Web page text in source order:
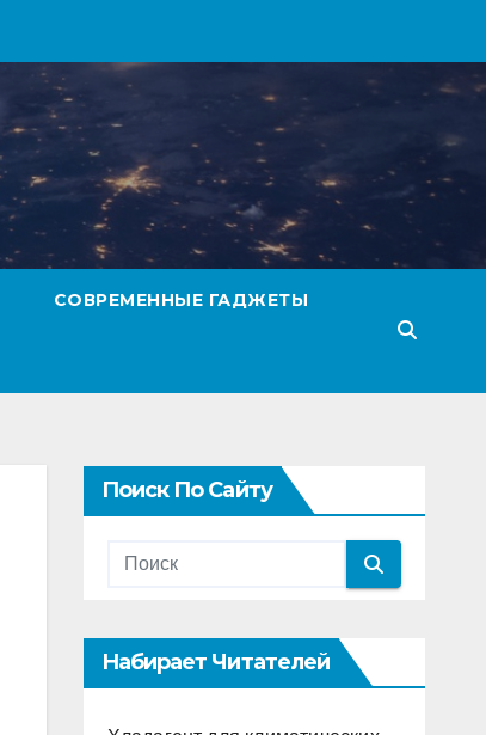
СОВРЕМЕННЫЕ ГАДЖЕТЫ
Поиск По Сайту
Набирает Читателей